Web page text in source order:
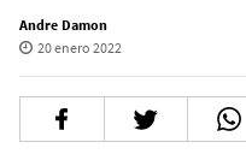
Andre Damon
20 enero 2022